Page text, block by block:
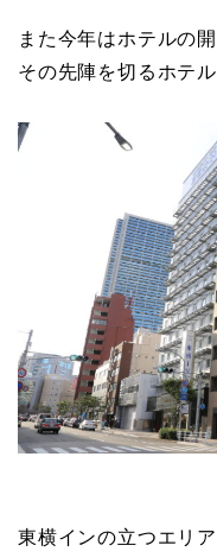
また今年はホテルの
その先陣を切るホテ
東横インの立つエリ